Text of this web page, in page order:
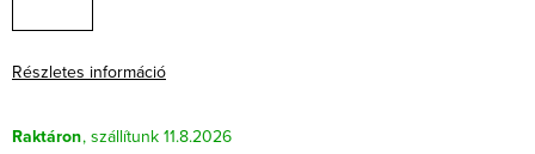
Részletes információ
Raktáron
11.8.2026